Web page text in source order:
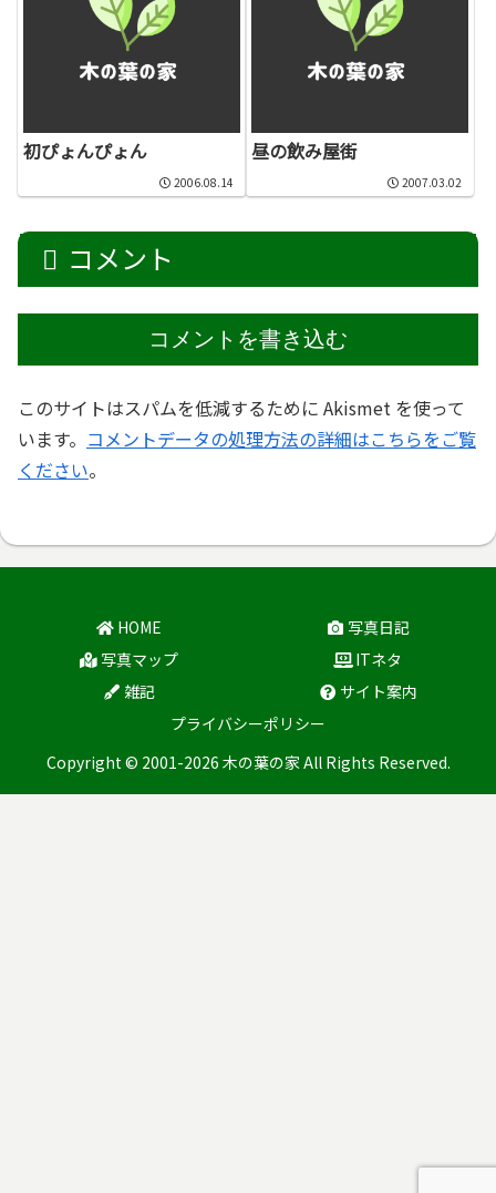
初ぴょんぴょん
2006.08.14
昼の飲み屋街
2007.03.02
コメント
コメントを書き込む
このサイトはスパムを低減するために Akismet を使って
います。 コメントデータの処理方法の詳細はこちらをご覧
ください。
HOME
写真日記
写真マップ
ITネタ
雑記
サイト案内
プライバシーポリシー
Copyright © 2001-2026 木の葉の家 All Rights Reserved.